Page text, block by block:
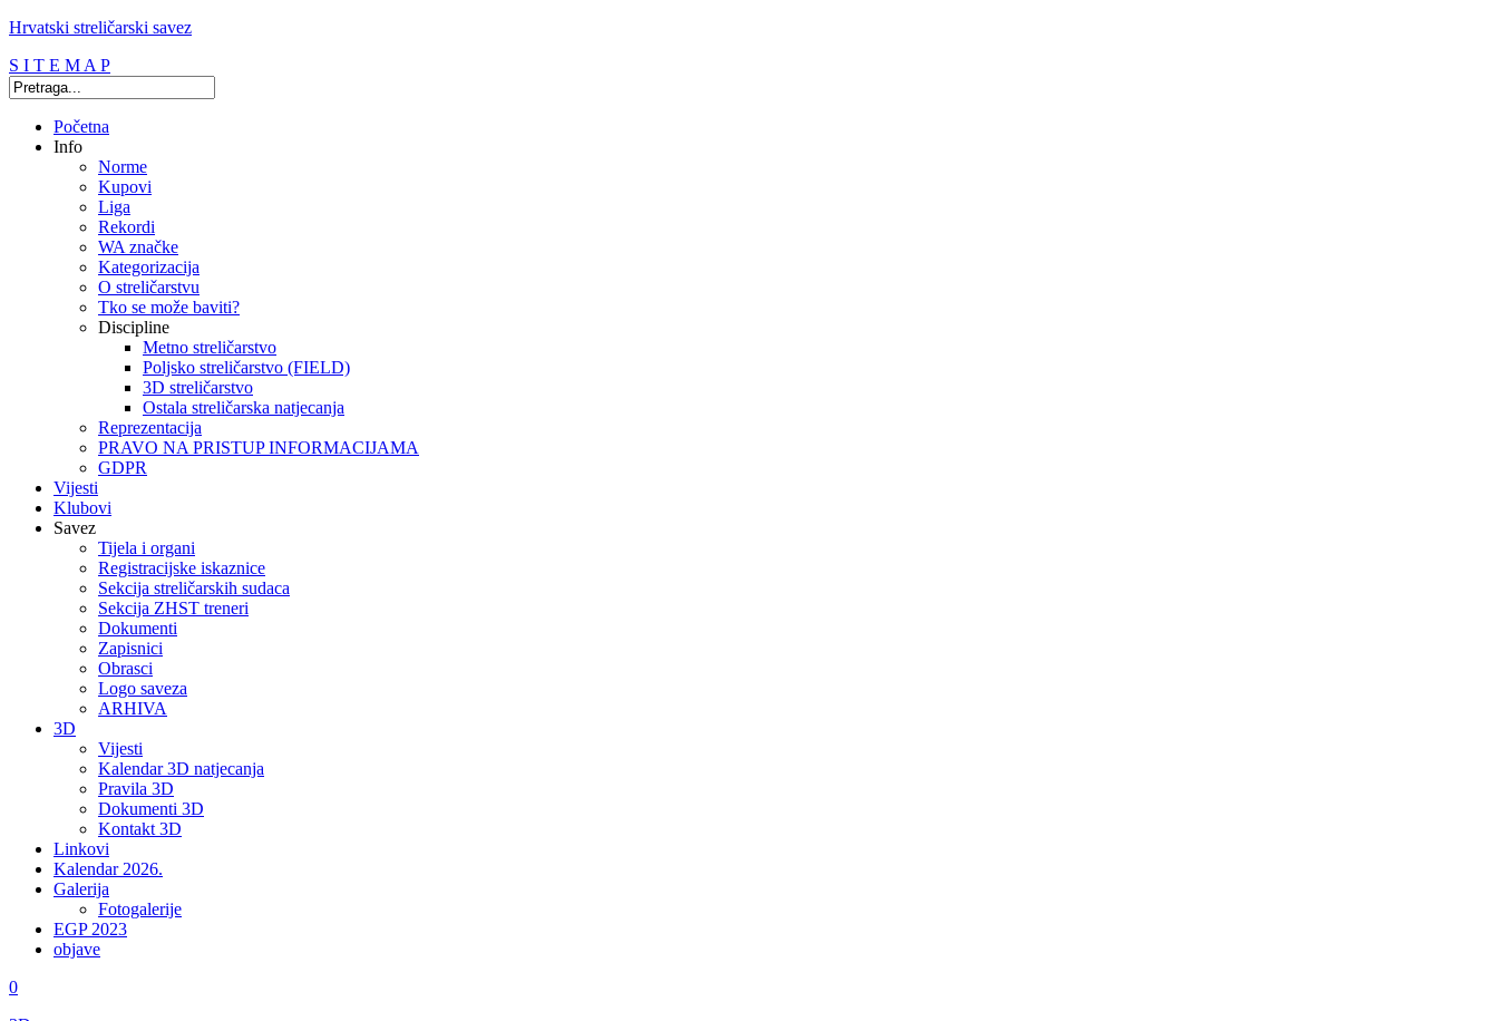
Hrvatski streličarski savez
S I T E M A P
Početna
Info
Norme
Kupovi
Liga
Rekordi
WA značke
Kategorizacija
O streličarstvu
Tko se može baviti?
Discipline
Metno streličarstvo
Poljsko streličarstvo (FIELD)
3D streličarstvo
Ostala streličarska natjecanja
Reprezentacija
PRAVO NA PRISTUP INFORMACIJAMA
GDPR
Vijesti
Klubovi
Savez
Tijela i organi
Registracijske iskaznice
Sekcija streličarskih sudaca
Sekcija ZHST treneri
Dokumenti
Zapisnici
Obrasci
Logo saveza
ARHIVA
3D
Vijesti
Kalendar 3D natjecanja
Pravila 3D
Dokumenti 3D
Kontakt 3D
Linkovi
Kalendar 2026.
Galerija
Fotogalerije
EGP 2023
objave
0